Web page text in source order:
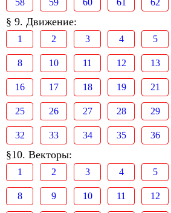
58 59 60 61 62
§ 9. Движение:
1 2 3 4 5
8 10 11 12 13
16 17 18 19 21
25 26 27 28 29
32 33 34 35 36
§10. Векторы:
1 2 3 4 5
8 9 10 11 12